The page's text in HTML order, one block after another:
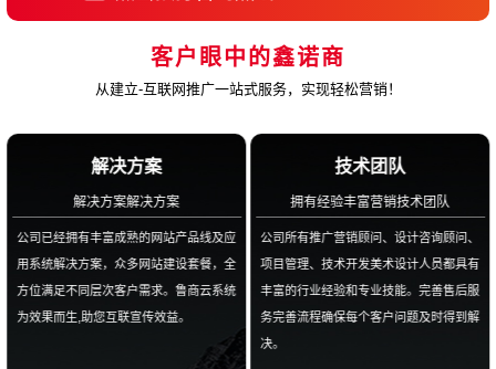
客户眼中的鑫诺商
从建立-互联网推广一站式服务，实现轻松营销！
解决方案
解决方案解决方案
公司已经拥有丰富成熟的网站产品线及应
用系统解决方案，众多网站建设套餐，全
方位满足不同层次客户需求。鲁商云系统
为效果而生,助您互联宣传效益。
技术团队
拥有经验丰富营销技术团队
公司所有推广营销顾问、设计咨询顾问、
项目管理、技术开发美术设计人员都具有
丰富的行业经验和专业技能。完善售后服
务完善流程确保每个客户问题及时得到解
决。